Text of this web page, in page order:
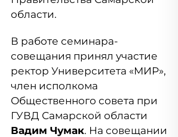
области.
В работе семинара-
совещания принял участие
ректор Университета «МИР»,
член исполкома
Общественного совета при
ГУВД Самарской области
Вадим Чумак. На совещании